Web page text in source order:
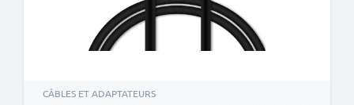
CÂBLES ET ADAPTATEURS